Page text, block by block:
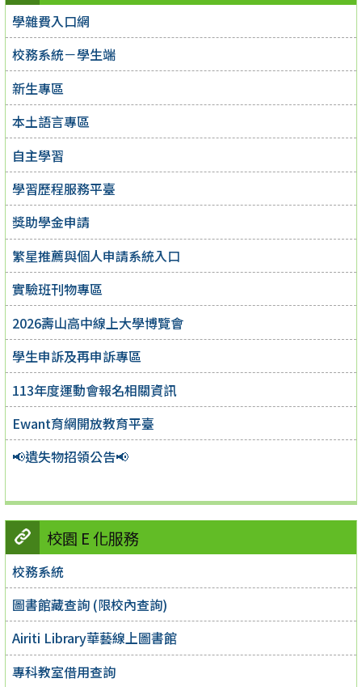
學雜費入口網
校務系統－學生端
新生專區
本土語言專區
自主學習
學習歷程服務平臺
獎助學金申請
繁星推薦與個人申請系統入口
實驗班刊物專區
2026壽山高中線上大學博覽會
學生申訴及再申訴專區
113年度運動會報名相關資訊
Ewant育網開放教育平臺
📢遺失物招領公告📢
校園 E 化服務
校務系統
圖書館藏查詢 (限校內查詢)
Airiti Library華藝線上圖書館
專科教室借用查詢